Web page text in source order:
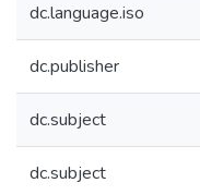
dc.language.iso
dc.publisher
dc.subject
dc.subject